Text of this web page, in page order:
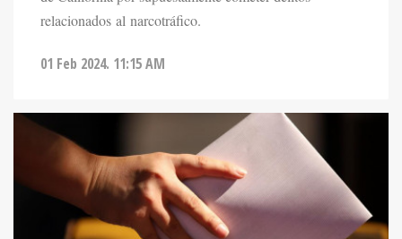
relacionados al narcotráfico.
01 Feb 2024. 11:15 AM